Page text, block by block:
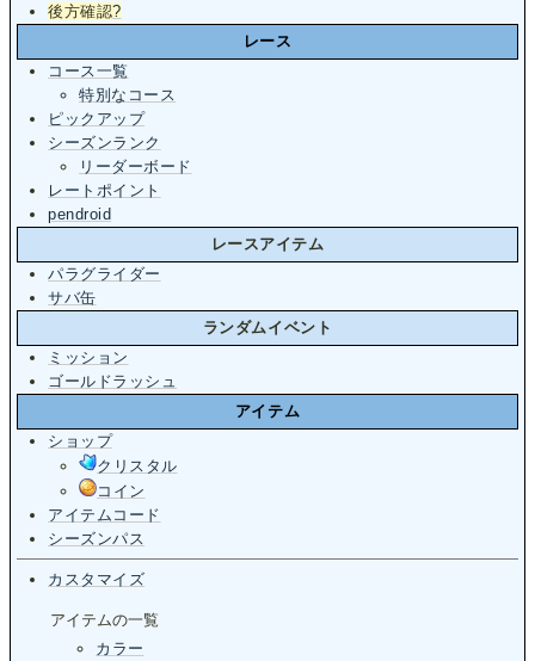
後方確認?
レース
コース一覧
特別なコース
ピックアップ
シーズンランク
リーダーボード
レートポイント
pendroid
レースアイテム
パラグライダー
サバ缶
ランダムイベント
ミッション
ゴールドラッシュ
アイテム
ショップ
クリスタル
コイン
アイテムコード
シーズンパス
カスタマイズ
アイテムの一覧
カラー